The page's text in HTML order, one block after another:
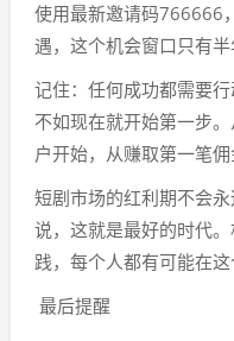
使用最新邀请码766666
遇，这个机会窗口只有半
记住：任何成功都需要行
不如现在就开始第一步
户开始，从赚取第一笔佣
短剧市场的红利期不会
说，这就是最好的时代
践，每个人都有可能在这
最后提醒